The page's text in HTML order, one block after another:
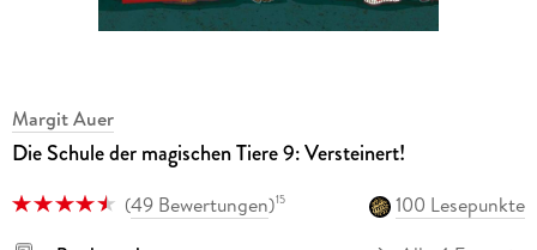
Margit Auer
Die Schule der magischen Tiere 9: Versteinert!
(49 Bewertungen)15
100 Lesepunkte